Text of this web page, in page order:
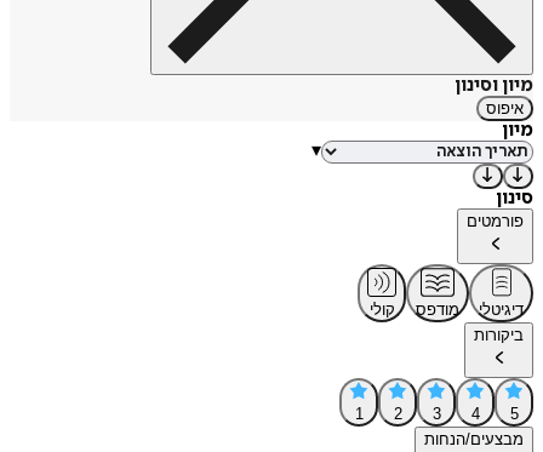
מיון וסינון
איפוס
מיון
▾
סינון
פורמטים
דיגיטלי מודפס
קולי
ביקורות
5
4
3
2
1
מבצעים/הנחות